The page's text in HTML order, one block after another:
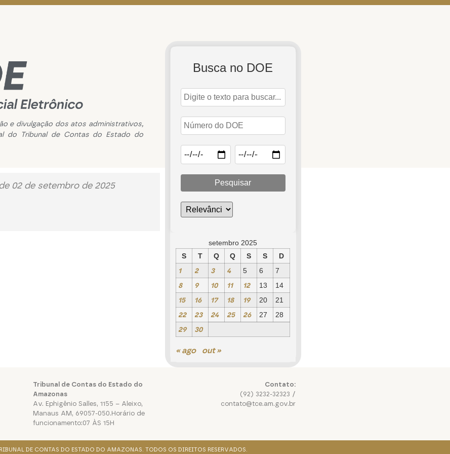
e divulgação dos atos administrativos,
do Tribunal de Contas do Estado do
02 de setembro de 2025
Busca no DOE
Pesquisar
setembro 2025
S
T Q Q S S D
1 2 3 4 5 6 7
8 9 10 11 12 13 14
15 16 17 18 19 20 21
22 23 24 25 26 27 28
29 30
« ago out »
Tribunal de Contas do Estado do
Amazonas
Av. Ephigênio Salles, 1155 – Aleixo,
Manaus AM, 69057-050.Horário de
funcionamento:07 ÀS 15H
Contato:
(92) 3232-32323 /
contato@tce.am.gov.br
DE CONTAS DO ESTADO DO AMAZONAS. TODOS OS DIREITOS RESERVADOS.